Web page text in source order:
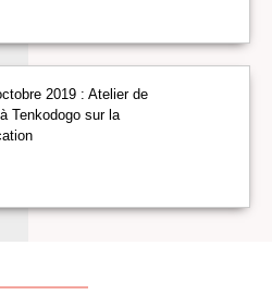
2019 : Atelier de
Tenkodogo sur la